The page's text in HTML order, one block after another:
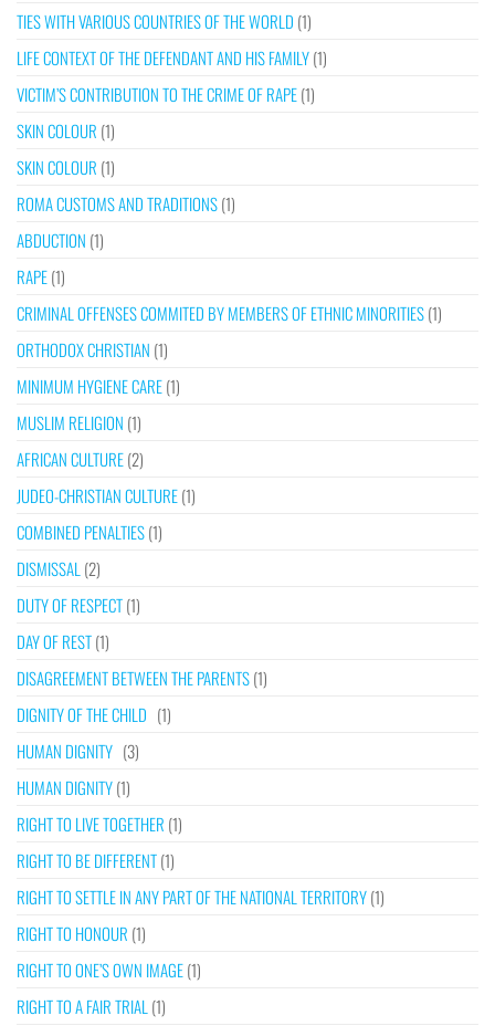
TIES WITH VARIOUS COUNTRIES OF THE WORLD (1)
LIFE CONTEXT OF THE DEFENDANT AND HIS FAMILY(1)
VICTIM’S CONTRIBUTION TO THE CRIME OF RAPE(1)
SKIN COLOUR (1)
SKIN COLOUR (1)
ROMA CUSTOMS AND TRADITIONS(1)
ABDUCTION (1)
RAPE(1)
CRIMINAL OFFENSES COMMITED BY MEMBERS OF ETHNIC MINORITIES(1)
ORTHODOX CHRISTIAN (1)
MINIMUM HYGIENE CARE(1)
MUSLIM RELIGION (1)
AFRICAN CULTURE(2)
JUDEO-CHRISTIAN CULTURE(1)
COMBINED PENALTIES(1)
DISMISSAL (2)
DUTY OF RESPECT(1)
DAY OF REST(1)
DISAGREEMENT BETWEEN THE PARENTS(1)
DIGNITY OF THE CHILD (1)
HUMAN DIGNITY (3)
HUMAN DIGNITY(1)
RIGHT TO LIVE TOGETHER (1)
RIGHT TO BE DIFFERENT(1)
RIGHT TO SETTLE IN ANY PART OF THE NATIONAL TERRITORY(1)
RIGHT TO HONOUR (1)
RIGHT TO ONE’S OWN IMAGE(1)
RIGHT TO A FAIR TRIAL (1)